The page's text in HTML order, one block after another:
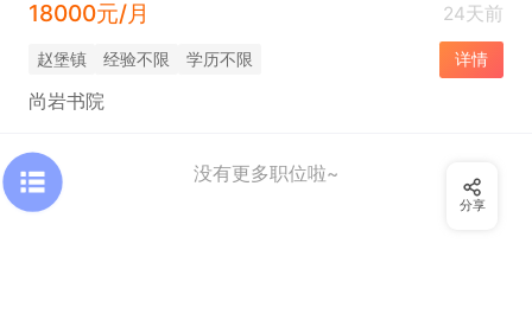
18000元/月
24天前
赵堡镇 经验不限 学历不限 详情
尚岩书院
没有更多职位啦~
分享